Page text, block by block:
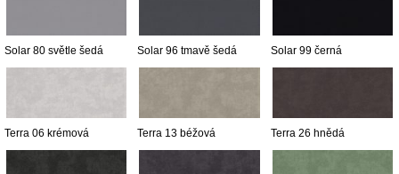
Solar 80 světle šedá Solar 96 tmavě šedá Solar 99 černá
Terra 06 krémová Terra 13 béžová Terra 26 hnědá